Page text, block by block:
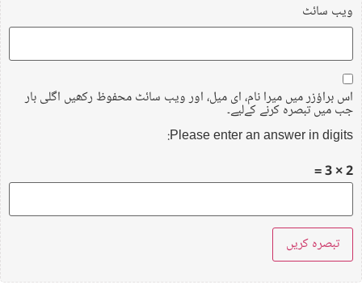
ویب‌ سائٹ
اس براؤزر میں میرا نام، ای میل، اور ویب سائٹ محفوظ رکھیں اگلی بار
جب میں تبصرہ کرنے کےلیے۔
Please enter an answer in digits:
2 × 3 =